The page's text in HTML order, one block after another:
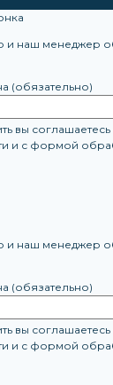
и наш менеджер
(обязательно)
вы
и с формой
и наш менеджер
(обязательно)
вы
и с формой